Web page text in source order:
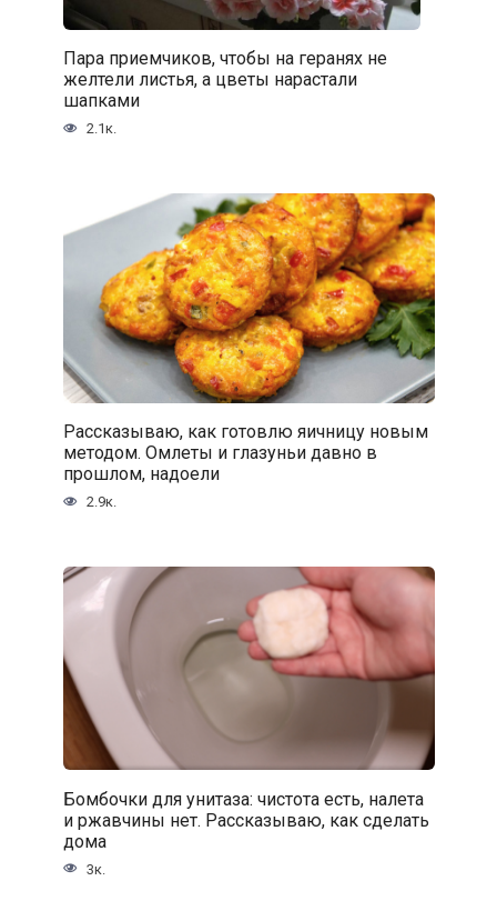
Пара приемчиков, чтобы на геранях не
желтели листья, а цветы нарастали
шапками
2.1к.
Рассказываю, как готовлю яичницу новым
методом. Омлеты и глазуньи давно в
прошлом, надоели
2.9к.
Бомбочки для унитаза: чистота есть, налета
и ржавчины нет. Рассказываю, как сделать
дома
3к.